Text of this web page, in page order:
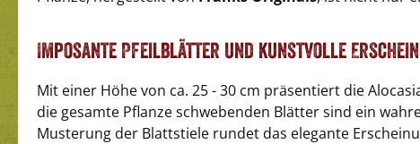
Imposante Pfeilblätter und kunstvolle
Mit einer Höhe von ca. 25 - 30 cm präsentiert die
die gesamte Pflanze schwebenden Blätter sind ein
Musterung der Blattstiele rundet das elegante